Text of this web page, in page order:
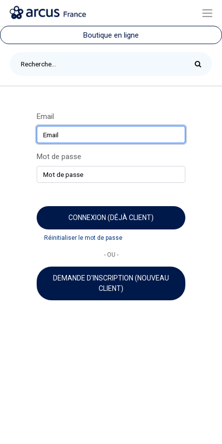
Boutique en ligne
Email
Mot de passe
CONNEXION (DÉJÀ CLIENT)
Réinitialiser le mot de passe
- OU -
DEMANDE D'INSCRIPTION (NOUVEAU
CLIENT)